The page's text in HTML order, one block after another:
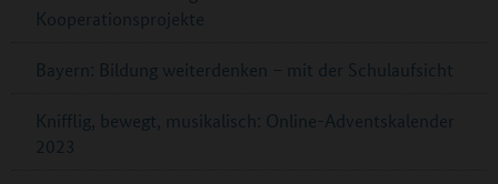
Kooperationsprojekte
Bayern: Bildung weiterdenken – mit der Schulaufsicht
Knifflig, bewegt, musikalisch: Online-Adventskalender
2023